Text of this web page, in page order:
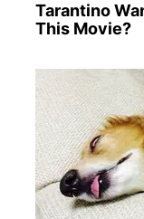
Tarantino
This Movie?